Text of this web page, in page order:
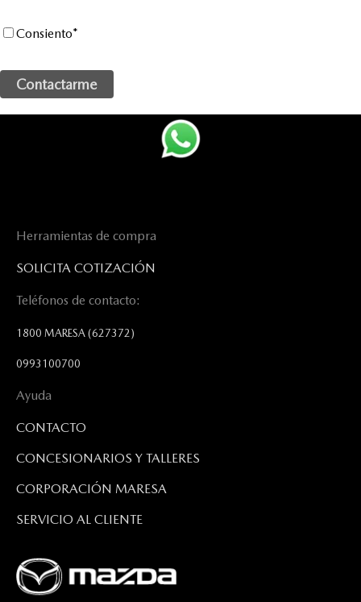
Consiento*
Herramientas de compra
SOLICITA COTIZACIÓN
Teléfonos de contacto:
1800 MARESA(627372)
0993100700
Ayuda
CONTACTO
CONCESIONARIOS Y TALLERES
CORPORACIÓN MARESA
SERVICIO AL CLIENTE